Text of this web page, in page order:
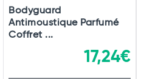
Bodyguard
Antimoustique Parfumé
Coffret ...
17,24€